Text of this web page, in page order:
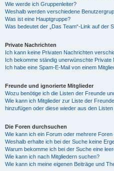
Wie werde ich Gruppenleiter?
Weshalb werden verschiedene
Was ist eine Hauptgruppe?
Was bedeutet der „Das Team“-Link auf der
Private Nachrichten
Ich kann keine Privaten Nachrichten
Ich bekomme ständig unerwünschte Private
Ich habe eine Spam-E-Mail von einem
Freunde und ignorierte Mitglieder
Wozu benötige ich die Listen der Freunde
Wie kann ich Mitglieder zur Liste der
hinzufügen oder diese wieder aus den
Die Foren durchsuchen
Wie kann ich ein Forum oder mehrere
Weshalb erhalte ich bei der Suche keine
Warum bekomme ich bei der Suche eine
Wie kann ich nach Mitgliedern suchen?
Wie kann ich meine eigenen Beiträge und